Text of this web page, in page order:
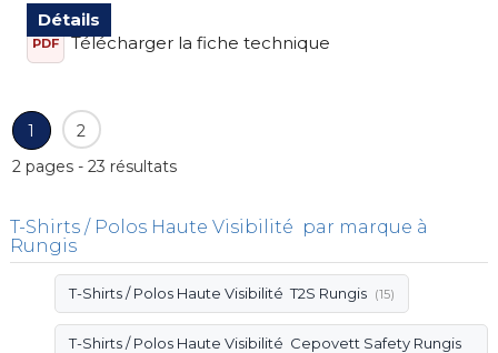
Détails
PDF Télécharger la fiche technique
1
2
2 pages - 23 résultats
T-Shirts / Polos Haute Visibilité par marque à
Rungis
T-Shirts / Polos Haute Visibilité T2S Rungis (15)
T-Shirts / Polos Haute Visibilité Cepovett Safety Rungis